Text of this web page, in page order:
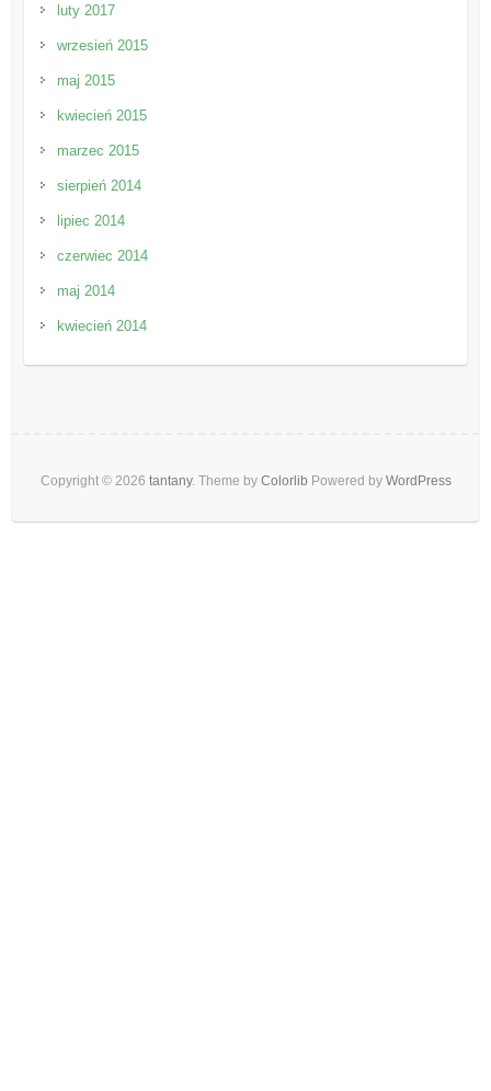
luty 2017
wrzesień 2015
maj 2015
kwiecień 2015
marzec 2015
sierpień 2014
lipiec 2014
czerwiec 2014
maj 2014
kwiecień 2014
Copyright © 2026 tantany. Theme by Colorlib Powered by WordPress